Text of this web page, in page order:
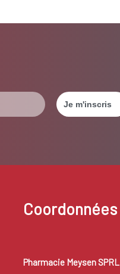
Coordonnées
Pharmacie Meysen SPRL